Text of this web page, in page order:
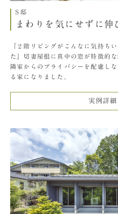
S邸
まわりを気にせずに伸
『２階リビングがこんなに気持ち
た』切妻屋根に真中の窓が特徴的な
隣家からのプライバシーを配慮し
る家になりました。
実例詳細